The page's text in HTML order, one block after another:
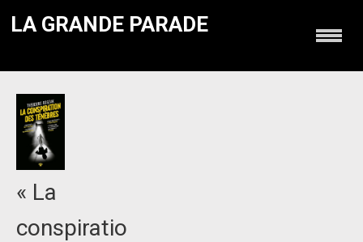
LA GRANDE PARADE
« La
conspiratio